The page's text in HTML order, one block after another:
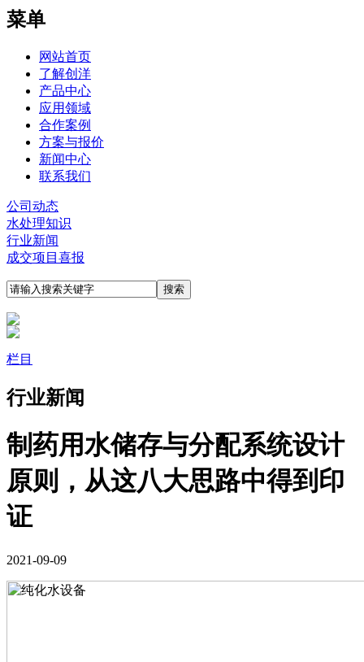
菜单
网站首页
了解创洋
产品中心
应用领域
合作案例
方案与报价
新闻中心
联系我们
公司动态
水处理知识
行业新闻
成交项目喜报
栏目
行业新闻
制药用水储存与分配系统设计
原则，从这八大思路中得到印
证
2021-09-09